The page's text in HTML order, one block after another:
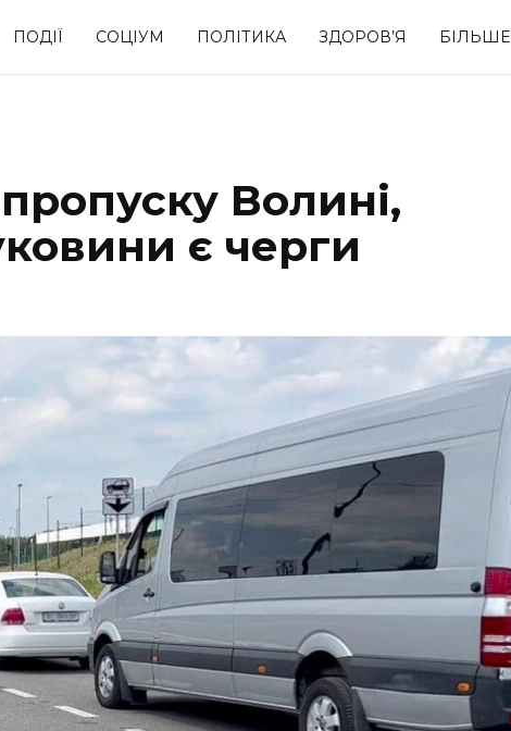
ПОДІЇ СОЦІУМ ПОЛІТИКА ЗДОРОВ’Я БІЛЬШЕ
Спорт Волині,
є черги